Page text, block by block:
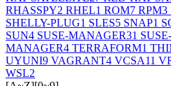
RHASSPY2 RHEL1 ROM7 RPM3
SHELLY-PLUG1 SLES5 SNAP1
SUN4 SUSE-MANAGER31
MANAGER4 TERRAFORM1
UYUNI9 VAGRANT4 VCSA11
WSL2